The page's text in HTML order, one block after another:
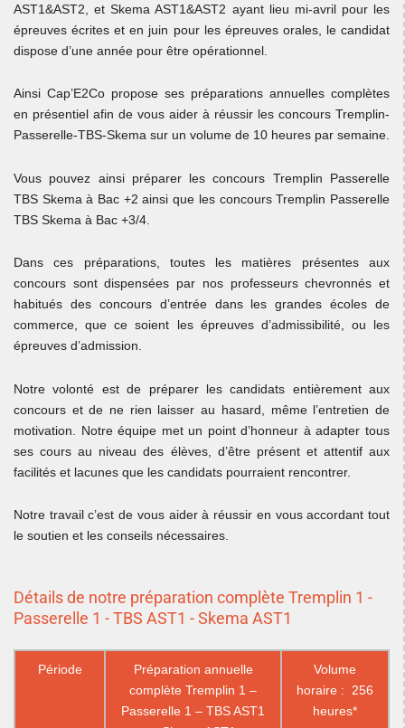
AST1&AST2, et Skema AST1&AST2 ayant lieu mi-avril pour les
épreuves écrites et en juin pour les épreuves orales, le candidat
dispose d’une année pour être opérationnel.
Ainsi Cap’E2Co propose ses préparations annuelles complètes
en présentiel afin de vous aider à réussir les concours Tremplin-
Passerelle-TBS-Skema sur un volume de 10 heures par semaine.
Vous pouvez ainsi préparer les concours Tremplin Passerelle
TBS Skema à Bac +2 ainsi que les concours Tremplin Passerelle
TBS Skema à Bac +3/4.
Dans ces préparations, toutes les matières présentes aux
concours sont dispensées par nos professeurs chevronnés et
habitués des concours d’entrée dans les grandes écoles de
commerce, que ce soient les épreuves d’admissibilité, ou les
épreuves d’admission.
Notre volonté est de préparer les candidats entièrement aux
concours et de ne rien laisser au hasard, même l’entretien de
motivation. Notre équipe met un point d’honneur à adapter tous
ses cours au niveau des élèves, d’être présent et attentif aux
facilités et lacunes que les candidats pourraient rencontrer.
Notre travail c’est de vous aider à réussir en vous accordant tout
le soutien et les conseils nécessaires.
Détails de notre préparation complète Tremplin 1 -
Passerelle 1 - TBS AST1 - Skema AST1
Période
Préparation annuelle
complète Tremplin 1 –
Passerelle 1 – TBS AST1
Volume
horaire : 256
heures*